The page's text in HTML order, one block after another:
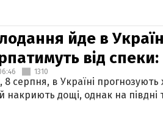
йде в
від
1310
8 серпня, в Україні
накриють дощі, однак на півдні